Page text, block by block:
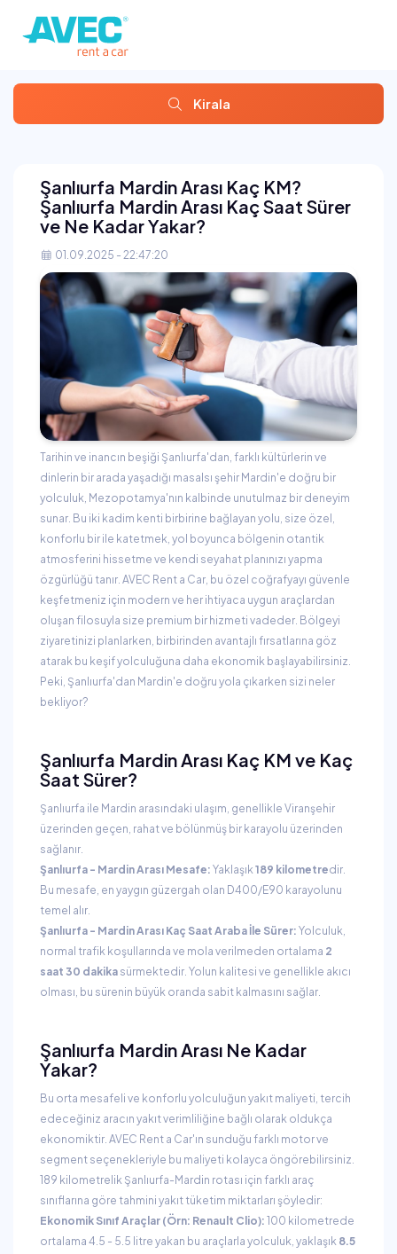
Kirala
Şanlıurfa Mardin Arası Kaç KM?
Şanlıurfa Mardin Arası Kaç Saat Sürer
ve Ne Kadar Yakar?
01.09.2025 - 22:47:20
Tarihin ve inancın beşiği Şanlıurfa'dan, farklı kültürlerin ve
dinlerin bir arada yaşadığı masalsı şehir Mardin'e doğru bir
yolculuk, Mezopotamya'nın kalbinde unutulmaz bir deneyim
sunar. Bu iki kadim kenti birbirine bağlayan yolu, size özel,
konforlu bir ile katetmek, yol boyunca bölgenin otantik
atmosferini hissetme ve kendi seyahat planınızı yapma
özgürlüğü tanır. AVEC Rent a Car, bu özel coğrafyayı güvenle
keşfetmeniz için modern ve her ihtiyaca uygun araçlardan
oluşan filosuyla size premium bir hizmeti vadeder. Bölgeyi
ziyaretinizi planlarken, birbirinden avantajlı fırsatlarına göz
atarak bu keşif yolculuğuna daha ekonomik başlayabilirsiniz.
Peki, Şanlıurfa'dan Mardin'e doğru yola çıkarken sizi neler
bekliyor?
Şanlıurfa Mardin Arası Kaç KM ve Kaç
Saat Sürer?
Şanlıurfa ile Mardin arasındaki ulaşım, genellikle Viranşehir
üzerinden geçen, rahat ve bölünmüş bir karayolu üzerinden
sağlanır.
Şanlıurfa - Mardin Arası Mesafe: Yaklaşık189 kilometredir.
Bu mesafe, en yaygın güzergah olan D400/E90 karayolunu
temel alır.
Şanlıurfa - Mardin Arası Kaç Saat Araba İle Sürer: Yolculuk,
normal trafik koşullarında ve mola verilmeden ortalama 2
saat 30 dakika sürmektedir. Yolun kalitesi ve genellikle akıcı
olması, bu sürenin büyük oranda sabit kalmasını sağlar.
Şanlıurfa Mardin Arası Ne Kadar
Yakar?
Bu orta mesafeli ve konforlu yolculuğun yakıt maliyeti, tercih
edeceğiniz aracın yakıt verimliliğine bağlı olarak oldukça
ekonomiktir. AVEC Rent a Car'ın sunduğu farklı motor ve
segment seçenekleriyle bu maliyeti kolayca öngörebilirsiniz.
189 kilometrelik Şanlıurfa-Mardin rotası için farklı araç
sınıflarına göre tahmini yakıt tüketim miktarları şöyledir:
Ekonomik Sınıf Araçlar (Örn: Renault Clio): 100 kilometrede
ortalama 4.5 - 5.5 litre yakan bu araçlarla yolculuk, yaklaşık 8.5